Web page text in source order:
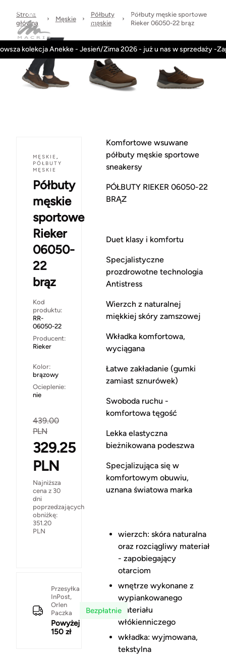
marki
zwrot
w 24h
kolekcja Anekke - Jesień/Zima 2026 - już u nas w sprzedaży -
Strona
główna
Męskie
Półbuty
męskie
Półbuty męskie sportowe
Rieker 06050-22 brąz
MĘSKIE ,
PÓŁBUTY
MĘSKIE
Półbuty
męskie
sportowe
Rieker
06050-
22
brąz
Kod
produktu:
RR-
06050-22
Producent:
Rieker
Kolor:
brązowy
Ocieplenie:
nie
439.00
PLN
329.25
PLN
Najniższa
cena z 30
dni
poprzedzających
obniżkę:
351.20
PLN
Przesyłka
InPost,
Orlen
Paczka
Powyżej
150 zł
Bezpłatnie
Komfortowe wsuwane
półbuty męskie sportowe
sneakersy
PÓŁBUTY RIEKER 06050-22
BRĄZ
Duet klasy i komfortu
Specjalistyczne
prozdrowotne technologia
Antistress
Wierzch z naturalnej
miękkiej skóry zamszowej
Wkładka komfortowa,
wyciągana
Łatwe zakładanie (gumki
zamiast sznurówek)
Swoboda ruchu -
komfortowa tęgość
Lekka elastyczna
bieżnikowana podeszwa
Specjalizująca się w
komfortowym obuwiu,
uznana światowa marka
wierzch: skóra naturalna
oraz rozciągliwy materiał
- zapobiegający
otarciom
wnętrze wykonane z
wypiankowanego
materiału
włókienniczego
wkładka: wyjmowana,
tekstylna